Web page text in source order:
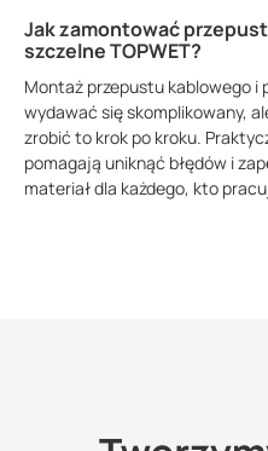
Jak zamontować
szczelne TOPWET?
Montaż przepustu kablowego i
wydawać się skomplikowany,
zrobić to krok po kroku.
pomagają uniknąć błędów i
materiał dla każdego, kto